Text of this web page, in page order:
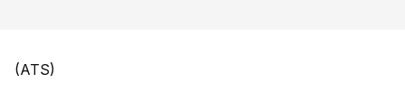
(ATS)